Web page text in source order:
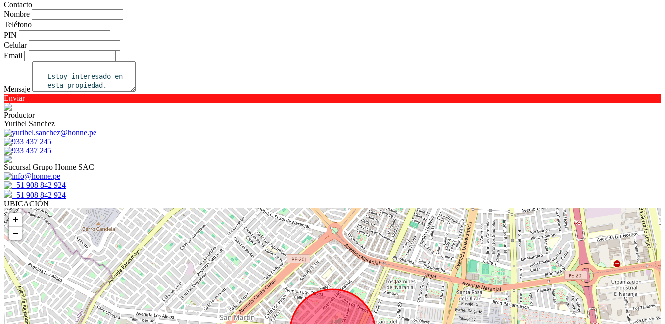
Contacto
Nombre
Teléfono
PIN
Celular
Email
Mensaje
Enviar
Productor
Yuribel Sanchez
yuribel.sanchez@honne.pe
933 437 245
933 437 245
Sucursal Grupo Honne SAC
info@honne.pe
+51 908 842 924
+51 908 842 924
UBICACIÓN
+
−